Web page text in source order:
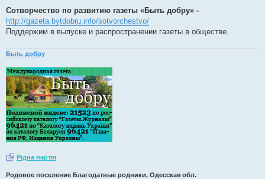
Сотворчество по развитию газеты «Быть добру» -
http://gazeta.bytdobru.info/sotvorchestvo/
Поддержим в выпуске и распространении газеты в обществе.
Быть добру
Рiдна партiя
Родовое поселение Благодатные родники, Одесская обл.